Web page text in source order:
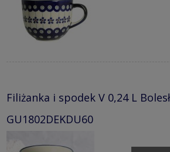
Filiżanka i spodek V 0,24 L
GU1802DEKDU60